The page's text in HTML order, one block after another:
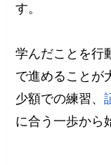
す。
学んだことを行
で進めることが
少額での練習、
に合う一歩から